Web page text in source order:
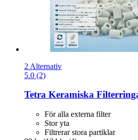
2 Alternativ
5.0 (2)
Tetra Keramiska
För alla externa filter
Stor yta
Filtrerar stora partiklar